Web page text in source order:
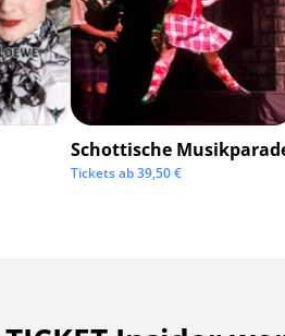
Schottische
Tickets ab39,50€